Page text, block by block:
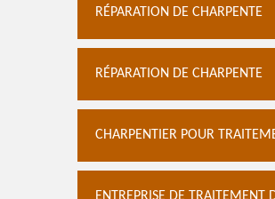
RÉPARATION DE CHARPENTE
RÉPARATION DE CHARPENTE
CHARPENTIER POUR